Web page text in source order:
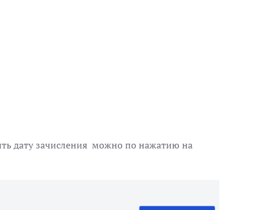
дату зачисления можно по нажатию на